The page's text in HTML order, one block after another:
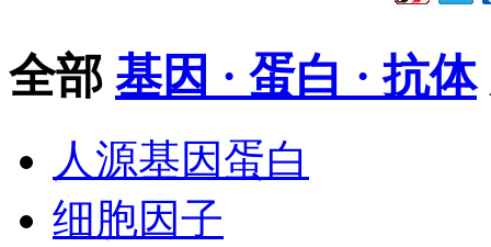
全部 基因 · 蛋白 · 抗体
人源基因蛋白
细胞因子